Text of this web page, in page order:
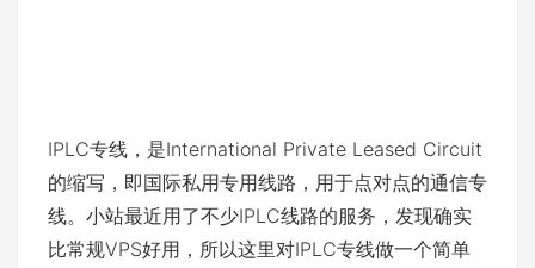
IPLC专线，是International Private Leased Circuit
的缩写，即国际私用专用线路，用于点对点的通信专
线。小站最近用了不少IPLC线路的服务，发现确实
比常规VPS好用，所以这里对IPLC专线做一个简单